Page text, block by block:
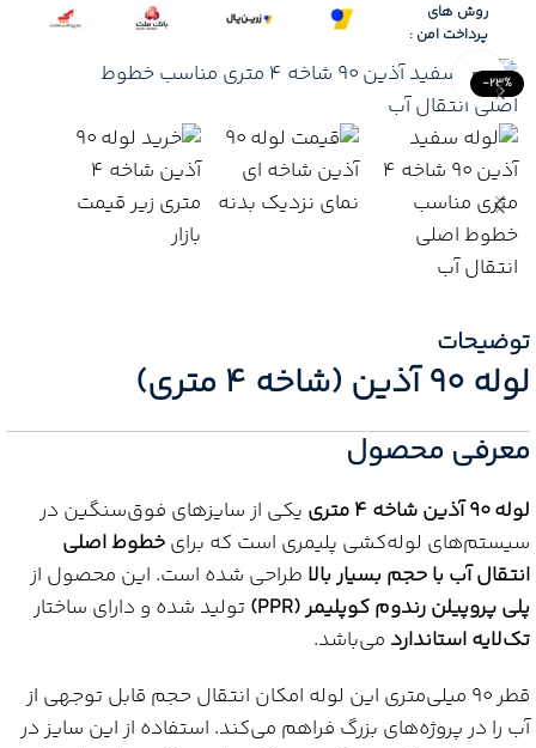
-23%
Click to enlarge
روش های
پرداخت امن :
توضیحات
لوله 90 آذین (شاخه 4 متری)
معرفی محصول
لوله 90 آذین شاخه 4 متری
یکی از سایزهای فوق‌سنگین در
سیستم‌های لوله‌کشی پلیمری است که برایخطوط اصلی
انتقال آب با حجم بسیار بالا طراحی شده است. این محصول از
پلی پروپیلن رندوم کوپلیمر (PPR)
تولید شده و دارای ساختار
تک‌لایه استاندارد می‌باشد.
قطر 90 میلی‌متری این لوله امکان انتقال حجم قابل توجهی از
آب را در پروژه‌های بزرگ فراهم می‌کند. استفاده از این سایز در